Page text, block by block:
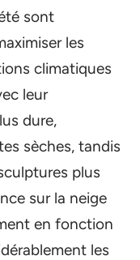
sont
les
climatiques
leur
dure,
sèches, tandis
plus
sur la neige
en fonction
les